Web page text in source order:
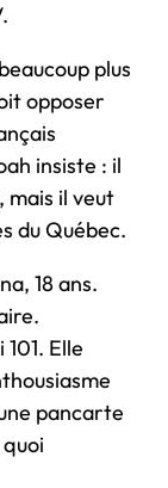
plus
opposer
insiste : il
mais il veut
du Québec.
18 ans.
Elle
pancarte